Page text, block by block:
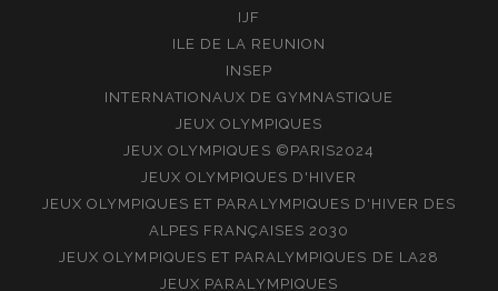
IJF
ILE DE LA REUNION
INSEP
INTERNATIONAUX DE GYMNASTIQUE
JEUX OLYMPIQUES
JEUX OLYMPIQUES ©PARIS2024
JEUX OLYMPIQUES D'HIVER
JEUX OLYMPIQUES ET PARALYMPIQUES D'HIVER DES
ALPES FRANÇAISES 2030
JEUX OLYMPIQUES ET PARALYMPIQUES DE LA28
JEUX PARALYMPIQUES